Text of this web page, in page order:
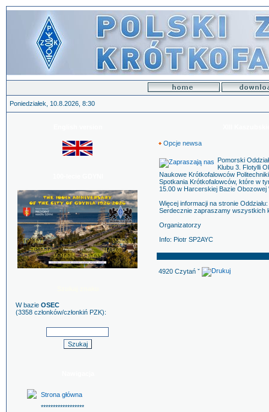
Poniedziałek, 10.8.2026, 8:30
W bazie OSEC
(3358 członków/członkiń PZK):
Strona główna
******************
Opcje newsa
Pomorski
Klubu 3. Flotylli
Naukowe Krótkofalowców
Spotkania Krótkofalowców, które w
15.00 w Harcerskiej Bazie
Więcej informacji na stronie
Serdecznie zapraszamy wszystkich
Organizatorzy
Info: Piotr SP2AYC
4920 Czytań ˇ